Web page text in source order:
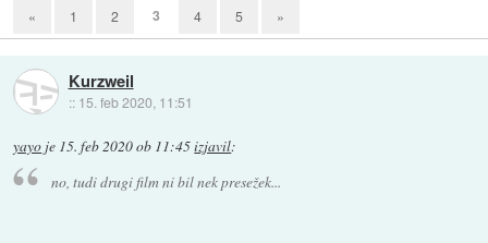
« 1 2 3 4 5 »
Kurzweil
:: 15. feb 2020, 11:51
yayo je 15. feb 2020 ob 11:45izjavil:
no, tudi drugi film ni bil nek presežek...